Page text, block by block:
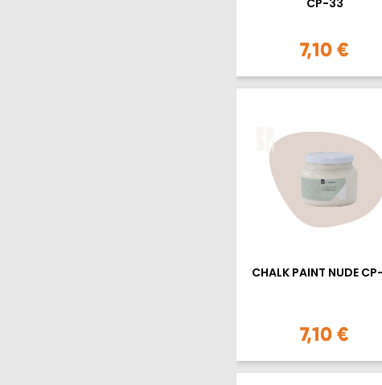
7,10 €
CHALK PAINT NUDE
7,10 €